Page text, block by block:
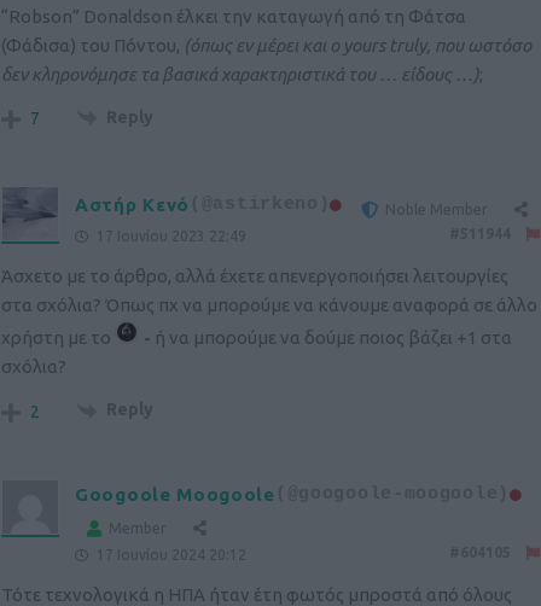
“Robson” Donaldson έλκει την καταγωγή από τη Φάτσα
(Φάδισα) του Πόντου, (όπως εν μέρει και ο yours truly, που ωστόσο
δεν κληρονόμησε τα βασικά χαρακτηριστικά του … είδους …);
7 Reply
Αστήρ Κενό (@astirkeno)
Noble Member
17 Ιουνίου 2023 22:49
Άσχετο με το άρθρο, αλλά έχετε απενεργοποιήσει λειτουργίες
στα σχόλια? Όπως πχ να μπορούμε να κάνουμε αναφορά σε άλλο
χρήστη με το
- ή να μπορούμε να δούμε ποιος βάζει +1 στα
σχόλια?
2 Reply
Googoole Moogoole
Member
17 Ιουνίου 2024 20:12
Τότε τεχνολογικά η ΗΠΑ ήταν έτη φωτός μπροστά από όλους